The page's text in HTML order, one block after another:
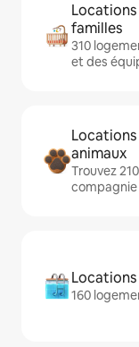
Locations
familles
310
et des
animaux
Trouvez
compagnie
Locations
160